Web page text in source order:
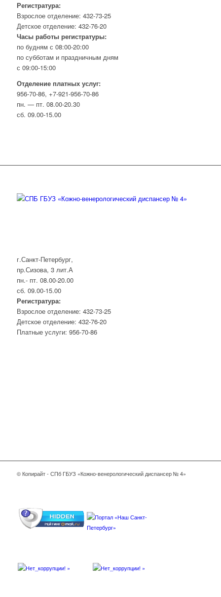
Регистратура:
Взрослое отделение: 432-73-25
Детское отделение: 432-76-20
Часы работы регистратуры:
по будням с 08:00-20:00
по субботам и праздничным дням
с 09:00-15:00
Отделение платных услуг:
956-70-86, +7-921-956-70-86
пн. — пт. 08.00-20.30
сб. 09.00-15.00
г.Санкт-Петербург,
пр.Сизова, 3 лит.А
пн.- пт. 08.00-20.00
сб. 09.00-15.00
Регистратура:
Взрослое отделение: 432-73-25
Детское отделение: 432-76-20
Платные услуги: 956-70-86
© Копирайт - СПб ГБУЗ «Кожно-венерологический диспансер № 4»